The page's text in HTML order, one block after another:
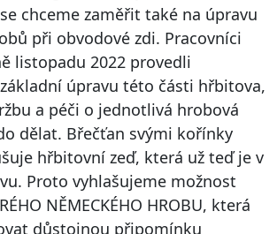
chceme zaměřit také na úpravu
při obvodové zdi. Pracovníci
listopadu 2022 provedli
úpravu této části hřbitova,
a péči o jednotlivá hrobová
dělat. Břečťan svými kořínky
hřbitovní zeď, která už teď je v
Proto vyhlašujeme možnost
NĚMECKÉHO HROBU, která
důstojnou připomínku